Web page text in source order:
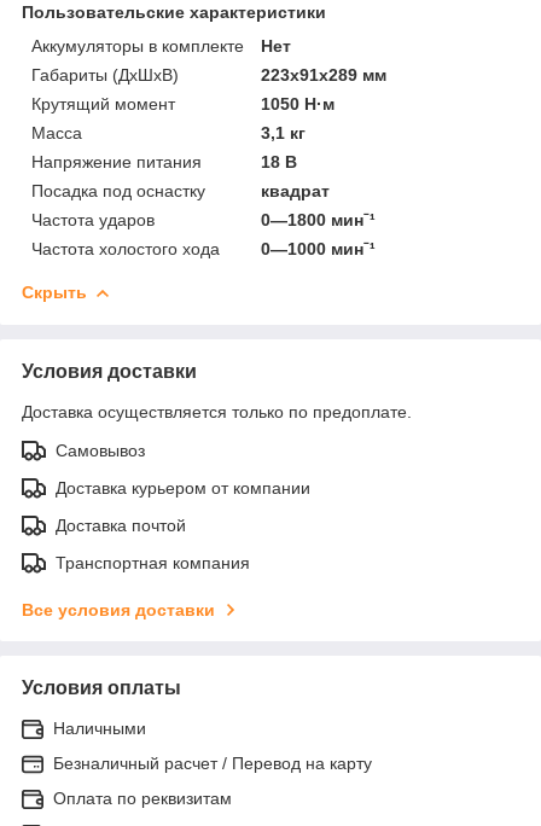
Пользовательские характеристики
Аккумуляторы в комплекте
Нет
Габариты (ДхШхВ)
223х91х289 мм
Крутящий момент
1050 Н·м
Масса
3,1 кг
Напряжение питания
18 В
Посадка под оснастку
квадрат
Частота ударов
0—1800 минˉ¹
Частота холостого хода
0—1000 минˉ¹
Скрыть
Условия доставки
Доставка осуществляется только по предоплате.
Самовывоз
Доставка курьером от компании
Доставка почтой
Транспортная компания
Все условия доставки
Условия оплаты
Наличными
Безналичный расчет / Перевод на карту
Оплата по реквизитам